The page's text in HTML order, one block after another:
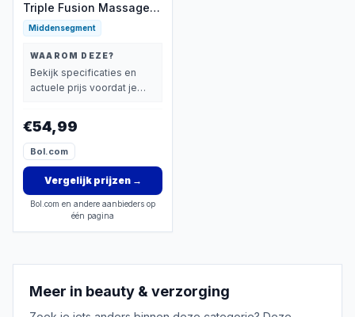
Triple Fusion Massager -
Massage Kussen - Rug -
Rugpijn - Rugkussen -
Rugstretcher - Massage
Apparaat - Easyspine 3
in 1 Rugmassage
Middensegment
WAAROM DEZE?
Bekijk specificaties en
actuele prijs voordat je
€54,99
Bol.com
Vergelijk prijzen→
Bol.com en andere aanbieders op
één pagina
Meer in beauty & verzorging